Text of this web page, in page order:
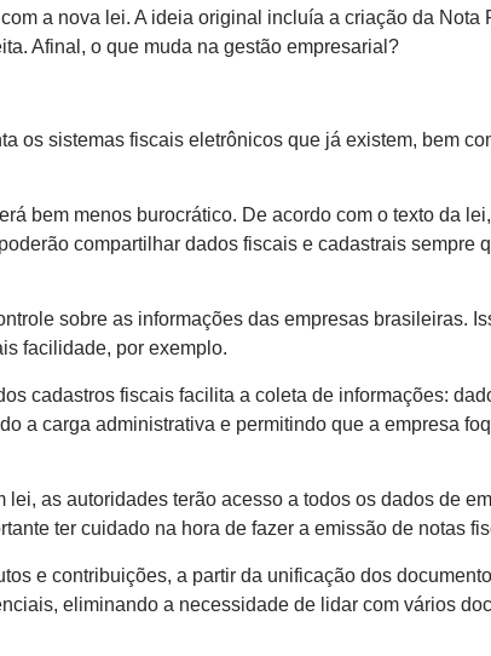
a nova lei. A ideia original incluía a criação da
Afinal, o que muda na gestão empresarial?
os sistemas fiscais eletrônicos que já existem, bem
bem menos burocrático. De acordo com o texto da
compartilhar dados fiscais e cadastrais sempre
sobre as informações das empresas brasileiras.
facilidade, por exemplo.
cadastros fiscais facilita a coleta de informações:
a carga administrativa e permitindo que a empresa
as autoridades terão acesso a todos os dados de
ter cuidado na hora de fazer a emissão de notas
e contribuições, a partir da unificação dos
eliminando a necessidade de lidar com vários